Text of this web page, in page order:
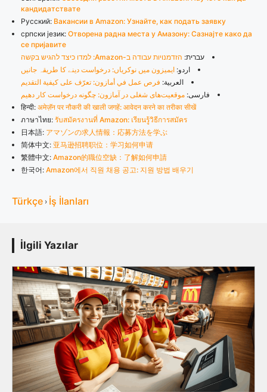
кандидатствате
Русский: Вакансии в Amazon: Узнайте, как подать заявку
српски језик: Отворена радна места у Амазону: Сазнајте како да
се пријавите
עברית: הזדמנויות עבודה ב-Amazon: למדו כיצד להגיש בקשה
اردو: ایمیزون میں نوکریاں: درخواست دینے کا طریقہ جانیں
العربية: فرص عمل في أمازون: تعرّف على كيفية التقديم
فارسی: موقعیت‌های شغلی در آمازون: چگونه درخواست کار دهیم
हिन्दी: अमेज़ॅन पर नौकरी की खाली जगहें: आवेदन करने का तरीका सीखें
ภาษาไทย: รับสมัครงานที่ Amazon: เรียนรู้วิธีการสมัคร
日本語: アマゾンの求人情報：応募方法を学ぶ
简体中文: 亚马逊招聘职位：学习如何申请
繁體中文: Amazon的職位空缺：了解如何申請
한국어: Amazon에서 직원 채용 공고: 지원 방법 배우기
Türkçe › İş İlanları
İlgili Yazılar